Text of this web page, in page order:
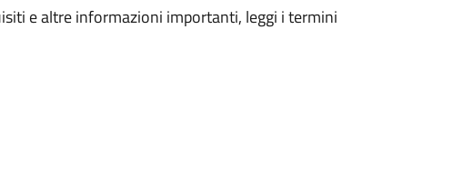
e altre informazioni importanti, leggi i termini